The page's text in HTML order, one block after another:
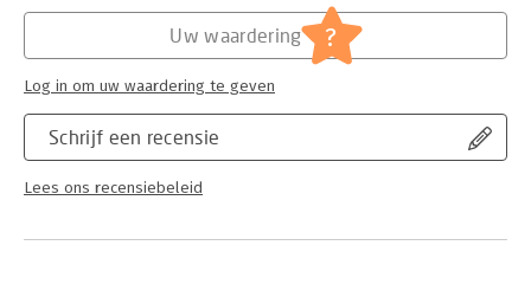
Strafrecht - Criminologie
Serie:
E.M. Meijers Instituut voor
Schrijf een recensie
Lees ons recensiebeleid
Uw waardering ?
Log in om uw waardering te geven